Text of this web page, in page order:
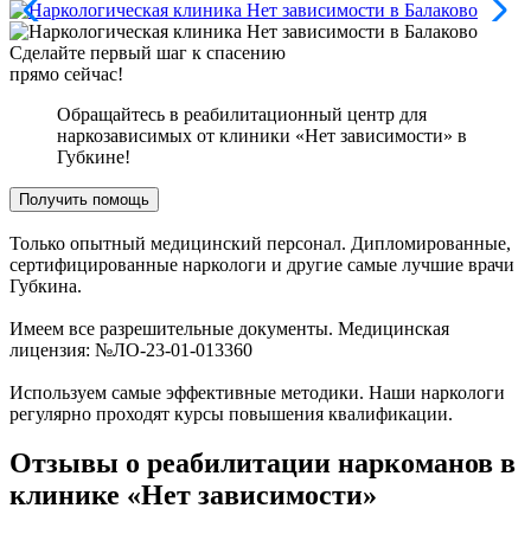
Сделайте первый шаг к спасению
прямо сейчас!
Обращайтесь в реабилитационный центр для
наркозависимых от клиники «Нет зависимости» в
Губкине!
Получить помощь
Только опытный медицинский персонал. Дипломированные,
сертифицированные наркологи и другие самые лучшие врачи
Губкина.
Имеем все разрешительные документы. Медицинская
лицензия: №ЛО-23-01-013360
Используем самые эффективные методики. Наши наркологи
регулярно проходят курсы повышения квалификации.
Отзывы о реабилитации наркоманов в
клинике «Нет зависимости»